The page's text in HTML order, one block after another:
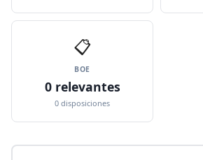
📋
BOE
0 relevantes
0 disposiciones